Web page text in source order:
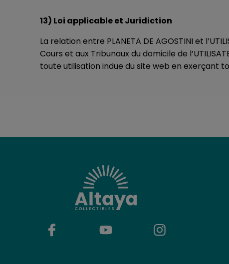
13) Loi applicable et Juridiction
La relation entre PLANETA DE AGOSTINI et
Cours et aux Tribunaux du domicile de
toute utilisation indue du site web en exerçant